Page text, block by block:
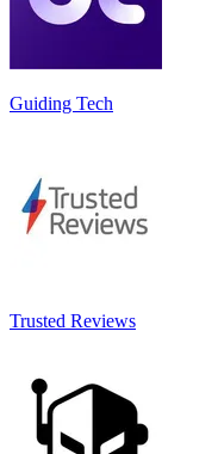
Guiding Tech
Trusted Reviews